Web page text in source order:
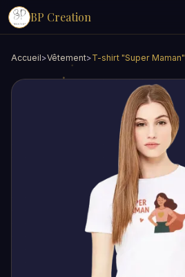
BP Creation
Accueil>Vêtement>T-shirt "Super Maman"